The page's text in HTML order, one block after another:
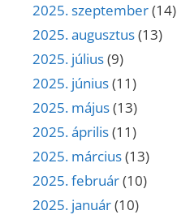
2025. szeptember(14)
2025. augusztus(13)
2025. július(9)
2025. június(11)
2025. május(13)
2025. április(11)
2025. március(13)
2025. február(10)
2025. január(10)